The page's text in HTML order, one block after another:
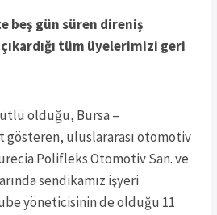
beş gün süren direniş
tüm üyelerimizi geri
olduğu, Bursa –
gösteren, uluslararası otomotiv
Polifleks Otomotiv San. ve
sendikamız işyeri
yöneticisinin de olduğu 11